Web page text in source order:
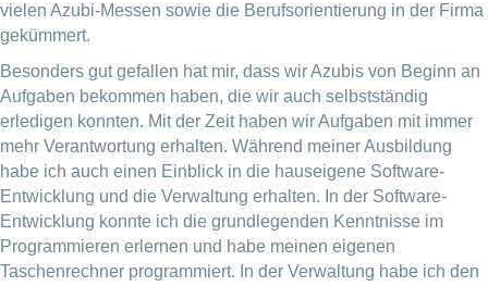
vielen Azubi-Messen sowie die Berufsorientierung in der Firma
gekümmert.
Besonders gut gefallen hat mir, dass wir Azubis von Beginn an
Aufgaben bekommen haben, die wir auch selbstständig
erledigen konnten. Mit der Zeit haben wir Aufgaben mit immer
mehr Verantwortung erhalten. Während meiner Ausbildung
habe ich auch einen Einblick in die hauseigene Software-
Entwicklung und die Verwaltung erhalten. In der Software-
Entwicklung konnte ich die grundlegenden Kenntnisse im
Programmieren erlernen und habe meinen eigenen
Taschenrechner programmiert. In der Verwaltung habe ich den